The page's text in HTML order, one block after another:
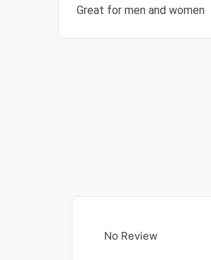
Great for men and women
No Review